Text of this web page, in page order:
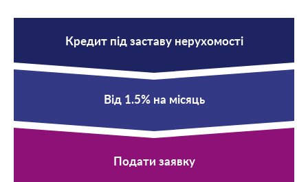
Кредит під заставу нерухомості
Від 1.5% на місяць
Подати заявку